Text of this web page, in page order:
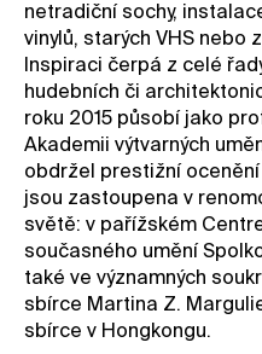
netradiční sochy,
vinylů, starých VHS nebo
Inspiraci čerpá z celé
hudebních či
roku 2015 působí jako
Akademii výtvarných
obdržel prestižní
jsou zastoupena v
světě: v pařížském
současného umění
také ve významných
sbírce Martina Z.
sbírce v Hongkongu.